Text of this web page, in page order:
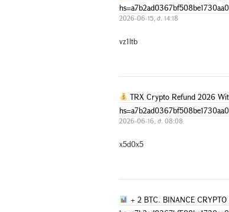
2026-06-15, ժ. 14:18
vz1ltb
TRX Crypto Refund 2026
2026-06-16, ժ. 08:08
x5d0x5
+ 2 BTC. BINANCE CRYPTO